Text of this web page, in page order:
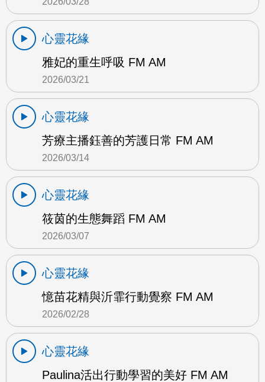
心靈花緣
雅妃的重生呼吸 FM AM
2026/03/21
心靈花緣
芳療主播鈺善的芳護日常 FM AM
2026/03/14
心靈花緣
筱茵的生態舞蹈 FM AM
2026/03/07
心靈花緣
憶苗花精與沂霏行動覺察 FM AM
2026/02/28
心靈花緣
Paulina活出行動學習的美好 FM AM